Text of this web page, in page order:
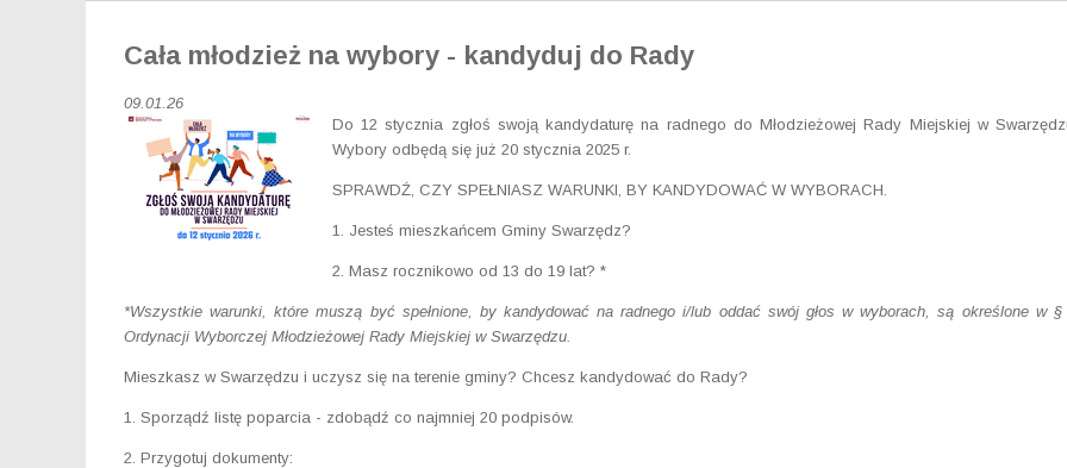
Cała młodzież na wybory - kandyduj do Rady
09.01.26
Do 12 stycznia zgłoś swoją kandydaturę na radnego do Młodzieżowej Rady Miejskiej w
Wybory odbędą się już 20 stycznia 2025 r.
SPRAWDŹ, CZY SPEŁNIASZ WARUNKI, BY KANDYDOWAĆ W WYBORACH.
1. Jesteś mieszkańcem Gminy Swarzędz?
2. Masz rocznikowo od 13 do 19 lat? *
*Wszystkie warunki, które muszą być spełnione, by kandydować na radnego i/lub oddać swój głos w wyborach, są określone w §
Ordynacji Wyborczej Młodzieżowej Rady Miejskiej w Swarzędzu.
Mieszkasz w Swarzędzu i uczysz się na terenie gminy? Chcesz kandydować do Rady?
1. Sporządź listę poparcia - zdobądź co najmniej 20 podpisów.
2. Przygotuj dokumenty: